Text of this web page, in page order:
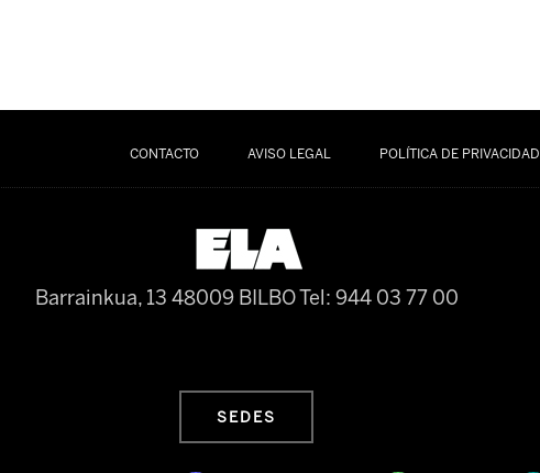
CONTACTO AVISO LEGAL POLÍTICA DE PRIVACIDAD
Barrainkua, 13 48009 BILBOTel: 944 03 77 00
SEDES